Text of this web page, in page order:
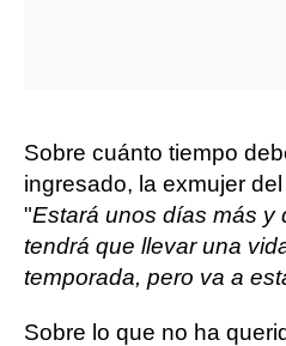
Sobre cuánto tiempo
ingresado, la exmujer
"Estará unos días más y
tendrá que llevar una
temporada, pero va a
Sobre lo que no ha